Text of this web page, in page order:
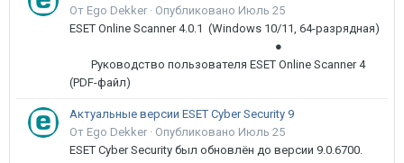
От Ego Dekker · Опубликовано Июль 25
ESET Online Scanner 4.0.1 (Windows 10/11, 64-разрядная)
●
Руководство пользователя ESET Online Scanner 4
(PDF-файл)
Актуальные версии ESET Cyber Security 9
От Ego Dekker · Опубликовано Июль 25
ESET Cyber Security был обновлён до версии 9.0.6700.